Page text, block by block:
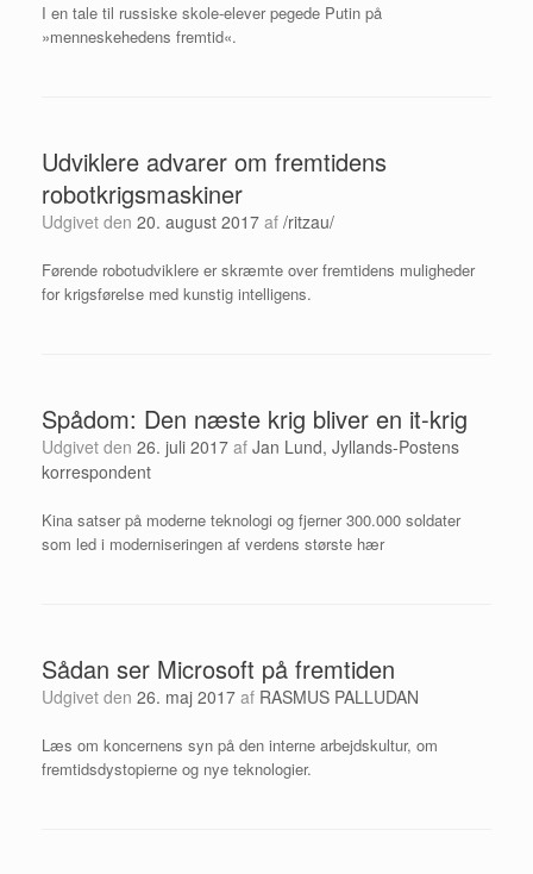
I en tale til russiske skole-elever pegede Putin på
»menneskehedens fremtid«.
Udviklere advarer om fremtidens
robotkrigsmaskiner
Udgivet den 20. august 2017 af /ritzau/
Førende robotudviklere er skræmte over fremtidens muligheder
for krigsførelse med kunstig intelligens.
Spådom: Den næste krig bliver en it-krig
Udgivet den 26. juli 2017 af Jan Lund, Jyllands-Postens
korrespondent
Kina satser på moderne teknologi og fjerner 300.000 soldater
som led i moderniseringen af verdens største hær
Sådan ser Microsoft på fremtiden
Udgivet den 26. maj 2017 af RASMUS PALLUDAN
Læs om koncernens syn på den interne arbejdskultur, om
fremtidsdystopierne og nye teknologier.